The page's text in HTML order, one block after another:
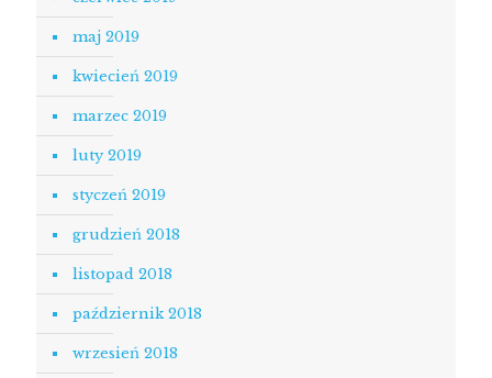
maj 2019
kwiecień 2019
marzec 2019
luty 2019
styczeń 2019
grudzień 2018
listopad 2018
październik 2018
wrzesień 2018